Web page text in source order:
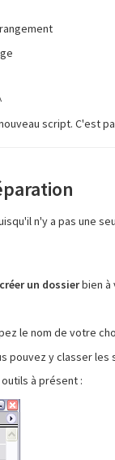
script. C'est
n'y a pas une
créer un dossierbien à
le nom de votre
pouvez y classer
à présent :